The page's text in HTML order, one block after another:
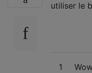
utiliser le
1